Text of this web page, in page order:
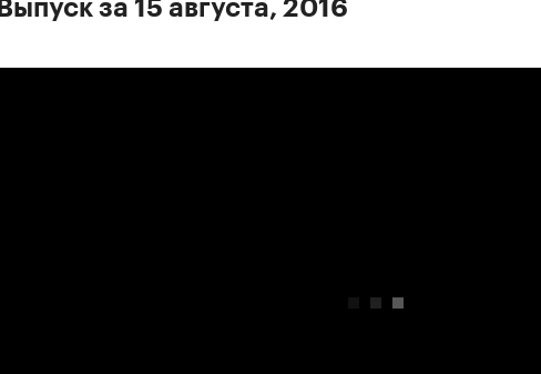
Выпуск за 15 августа, 2016